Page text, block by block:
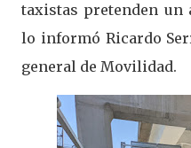
taxistas pretenden un
lo informó Ricardo
general de Movilidad.